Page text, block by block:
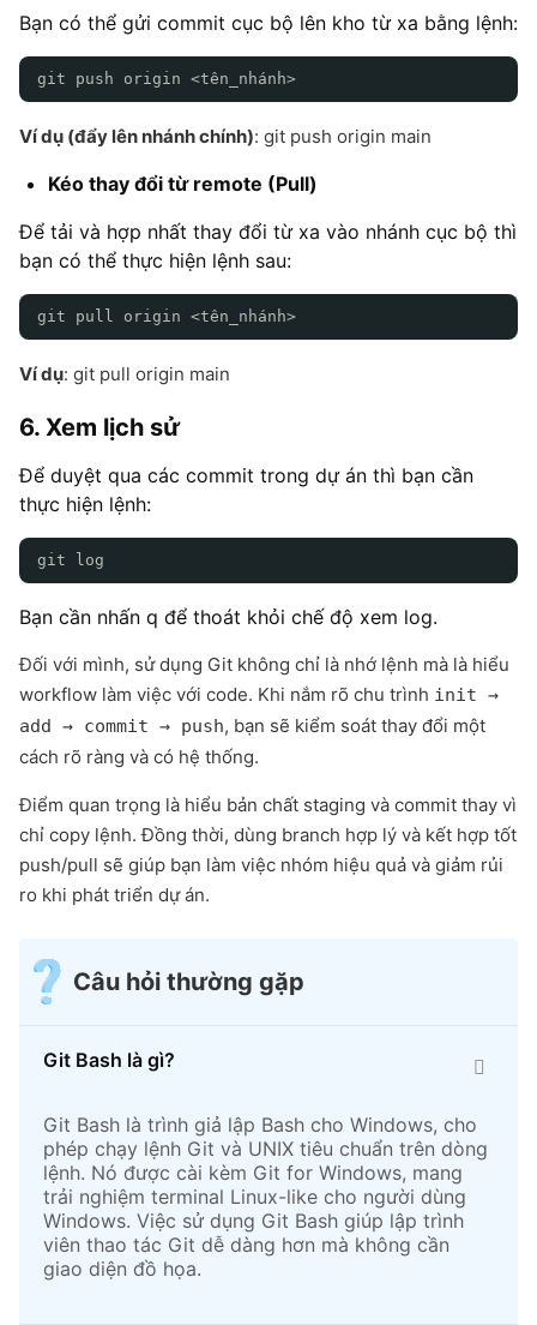
Bạn có thể gửi commit cục bộ lên kho từ xa bằng lệnh:
git push origin <tên_nhánh>
Ví dụ (đẩy lên nhánh chính): git push origin main
Kéo thay đổi từ remote (Pull)
Để tải và hợp nhất thay đổi từ xa vào nhánh cục bộ thì
bạn có thể thực hiện lệnh sau:
git pull origin <tên_nhánh>
Ví dụ: git pull origin main
6. Xem lịch sử
Để duyệt qua các commit trong dự án thì bạn cần
thực hiện lệnh:
git log
Bạn cần nhấn q để thoát khỏi chế độ xem log.
Đối với mình, sử dụng Git không chỉ là nhớ lệnh mà là hiểu
workflow làm việc với code. Khi nắm rõ chu trình init →
add → commit → push, bạn sẽ kiểm soát thay đổi một
cách rõ ràng và có hệ thống.
Điểm quan trọng là hiểu bản chất staging và commit thay vì
chỉ copy lệnh. Đồng thời, dùng branch hợp lý và kết hợp tốt
push/pull sẽ giúp bạn làm việc nhóm hiệu quả và giảm rủi
ro khi phát triển dự án.
Câu hỏi thường gặp
Git Bash là gì?
Git Bash là trình giả lập Bash cho Windows, cho
phép chạy lệnh Git và UNIX tiêu chuẩn trên dòng
lệnh. Nó được cài kèm Git for Windows, mang
trải nghiệm terminal Linux-like cho người dùng
Windows. Việc sử dụng Git Bash giúp lập trình
viên thao tác Git dễ dàng hơn mà không cần
giao diện đồ họa.